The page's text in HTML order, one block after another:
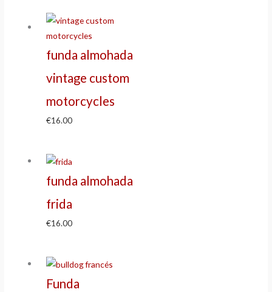
funda almohada
vintage custom
motorcycles
€16.00
funda almohada
frida
€16.00
Funda